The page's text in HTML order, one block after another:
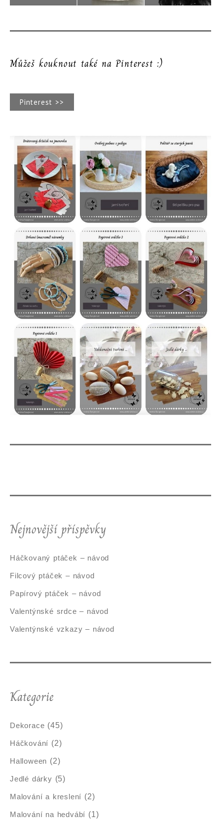
Můžeš kouknout také na Pinterest :)
Pinterest >>
Nejnovější příspěvky
Háčkovaný ptáček – návod
Filcový ptáček – návod
Papírový ptáček – návod
Valentýnské srdce – návod
Valentýnské vzkazy – návod
Kategorie
Dekorace (45)
Háčkování (2)
Halloween (2)
Jedlé dárky (5)
Malování a kreslení (2)
Malování na hedvábí (1)